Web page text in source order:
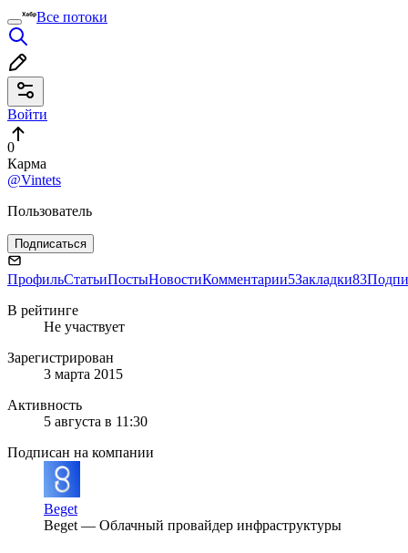
Все потоки
Войти
0
Карма
@Vintets
Пользователь
Подписаться
ПрофильСтатьиПостыНовостиКомментарии5Закладки83
В рейтинге
Не участвует
Зарегистрирован
3 марта 2015
Активность
5 августа в 11:30
Подписан на компании
Beget
Beget — Облачный провайдер инфраструктуры